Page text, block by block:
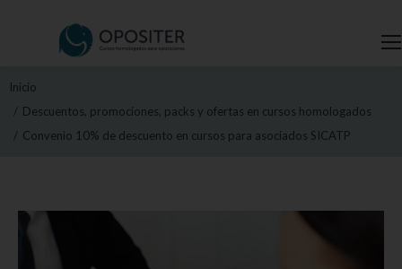
Estás aquí:
Inicio
Descuentos, promociones, packs y ofertas en cursos homologados
Convenio 10% de descuento en cursos para asociados SICATP